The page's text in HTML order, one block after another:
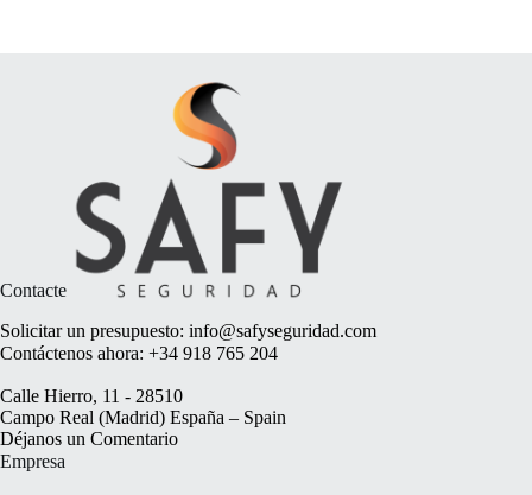
Contacte
Solicitar un presupuesto: info@safyseguridad.com
Contáctenos ahora: +34 918 765 204
Calle Hierro, 11 - 28510
Campo Real (Madrid) España – Spain
Déjanos un Comentario
Empresa